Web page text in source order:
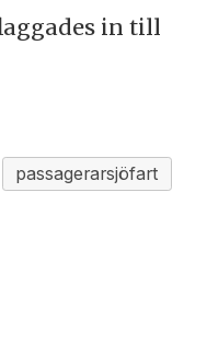
in till
passagerarsjöfart